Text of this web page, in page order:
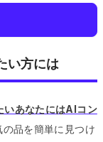
い方には
いあなたにはAIコン
品を簡単に見つけ